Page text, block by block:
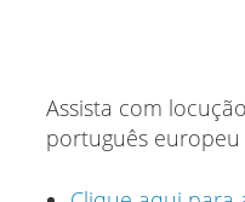
Assista com
português europeu